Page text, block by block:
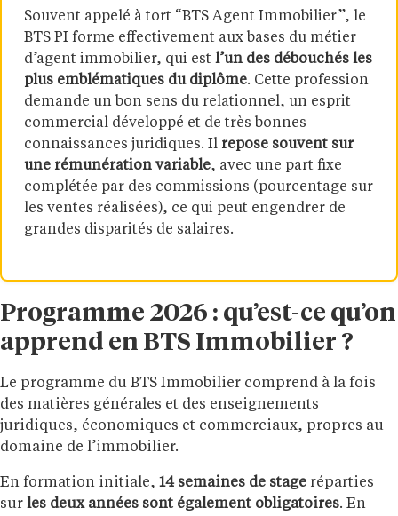
Souvent appelé à tort “BTS Agent Immobilier”, le
BTS PI forme effectivement aux bases du métier
d’agent immobilier, qui est l’un des débouchés les
plus emblématiques du diplôme. Cette profession
demande un bon sens du relationnel, un esprit
commercial développé et de très bonnes
connaissances juridiques. Il repose souvent sur
une rémunération variable, avec une part fixe
complétée par des commissions (pourcentage sur
les ventes réalisées), ce qui peut engendrer de
grandes disparités de salaires.
Programme 2026 : qu’est-ce qu’on
apprend en BTS Immobilier ?
Le programme du BTS Immobilier comprend à la fois
des matières générales et des enseignements
juridiques, économiques et commerciaux, propres au
domaine de l’immobilier.
En formation initiale, 14 semaines de stage réparties
sur les deux années sont également obligatoires. En